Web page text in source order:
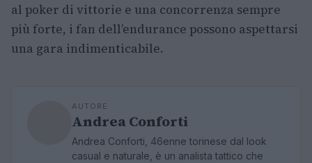
al poker di vittorie e una concorrenza sempre
più forte, i fan dell’endurance possono aspettarsi
una gara indimenticabile.
AUTORE
Andrea Conforti
Andrea Conforti, 46enne torinese dal look
casual e naturale, è un analista tattico che